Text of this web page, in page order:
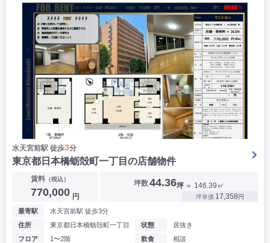
水天宮前駅 徒歩3分
東京都日本橋蛎殻町一丁目の店舗物件
賃料（税込）
770,000 円
坪数44.36坪 ＝ 146.39㎡
坪単価 17,358円
最寄駅
水天宮前駅 徒歩3分
住所
東京都日本橋蛎殻町一丁目
フロア
1〜2階
状態
居抜き
飲食
相談